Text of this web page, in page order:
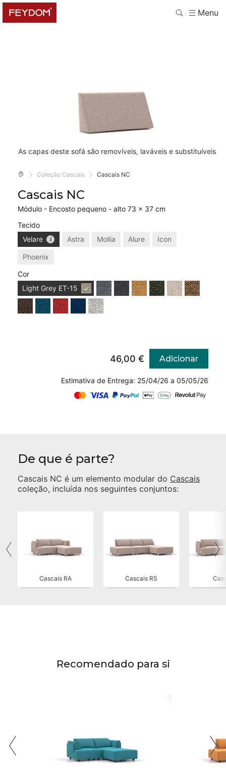
Menu
As capas deste sofá são removíveis, laváveis e substituíveis
🏠 Coleção Cascais Cascais NC
Cascais NC
Módulo - Encosto pequeno - alto 73 × 37 cm
Tecido
Velare
Astra Mollia Alure Icon
Phoenix
Cor
Light Grey ET-15
46,00 € Adicionar
Estimativa de Entrega: 25/04/26 a 05/05/26
De que é parte?
Cascais NC é um elemento modular do Cascais
coleção, incluída nos seguintes conjuntos:
Cascais RA Cascais RS
Recomendado para si